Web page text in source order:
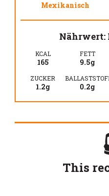
Mexikanisch
Nährwert:
KCAL
165
FETT
9.5g
ZUCKER
1.2g 0.2g
This